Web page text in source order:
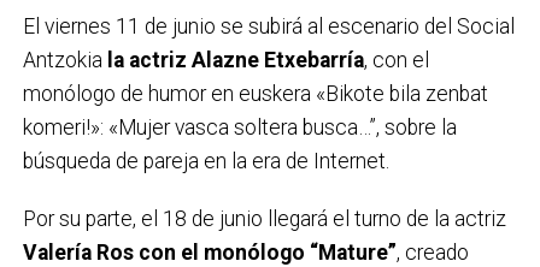
El viernes 11 de junio se subirá al escenario del Social
Antzokia la actriz Alazne Etxebarría, con el
monólogo de humor en euskera «Bikote bila zenbat
komeri!»: «Mujer vasca soltera busca…”, sobre la
búsqueda de pareja en la era de Internet.
Por su parte, el 18 de junio llegará el turno de la actriz
Valería Ros con el monólogo “Mature”, creado